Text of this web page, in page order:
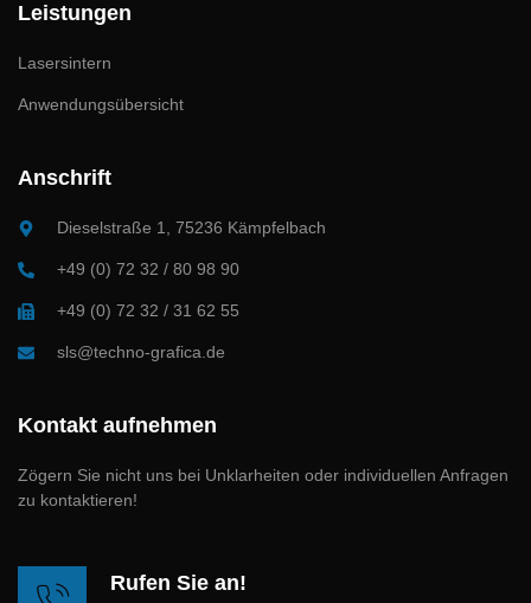
Leistungen
Lasersintern
Anwendungsübersicht
Anschrift
Dieselstraße 1, 75236 Kämpfelbach
+49 (0) 72 32 / 80 98 90
+49 (0) 72 32 / 31 62 55
sls@techno-grafica.de
Kontakt aufnehmen
Zögern Sie nicht uns bei Unklarheiten oder individuellen Anfragen
zu kontaktieren!
Rufen Sie an!